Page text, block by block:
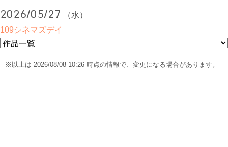
2026/05/27
（水）
109シネマズデイ
※以上は 2026/08/08 10:26 時点の情報で、変更になる場合があります。